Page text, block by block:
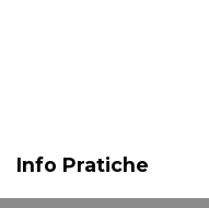
Info Pratiche